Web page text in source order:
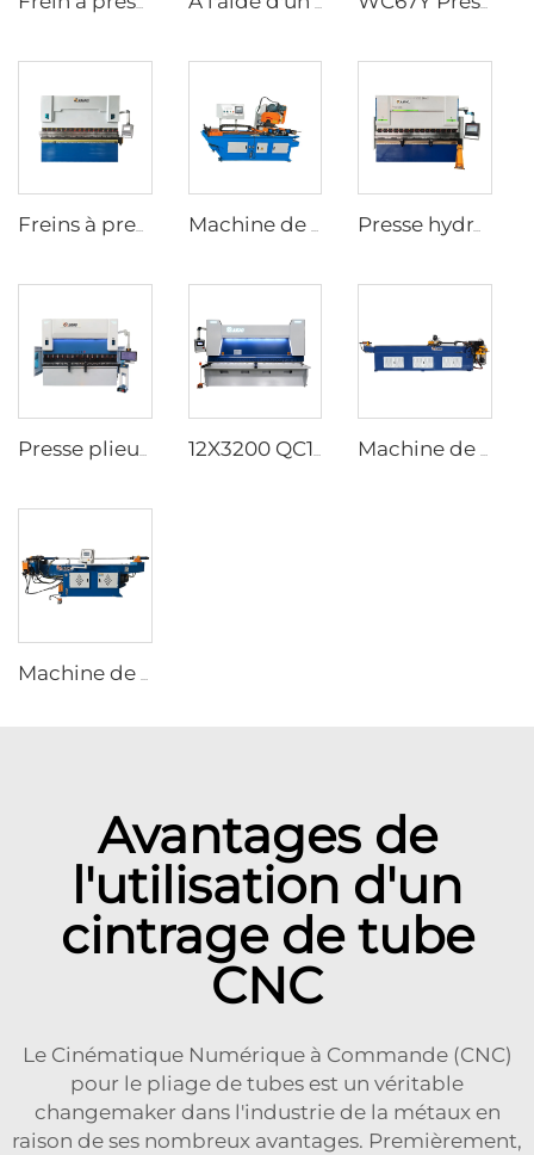
Freins à presse hydraulique à commande numérique avec contrôleur ESA S630 Machine de découpe de tubes CNC Presse hydraulique CNC avec contrôleur ESA S640
Avantages de
l'utilisation d'un
cintrage de tube
CNC
Le Cinématique Numérique à Commande (CNC)
pour le pliage de tubes est un véritable
changemaker dans l'industrie de la métaux en
raison de ses nombreux avantages. Premièrement,